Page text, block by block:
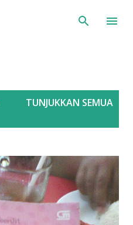
utama
TUNJUKKAN SEMUA